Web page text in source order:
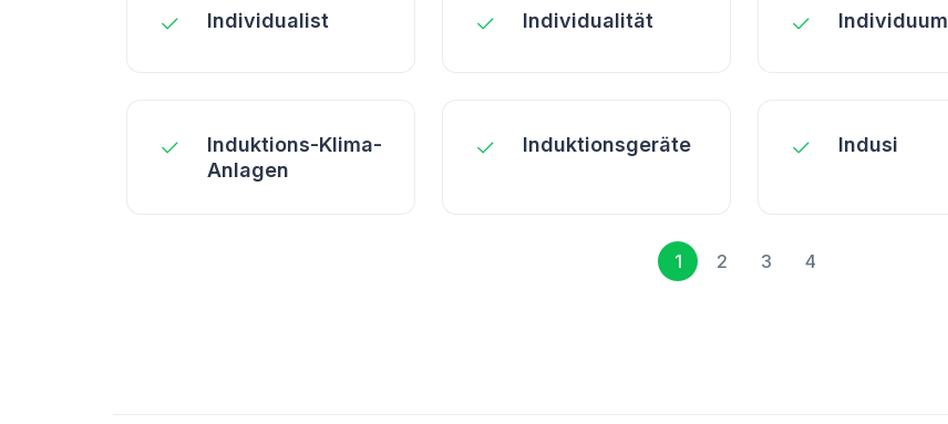
Individualist Individualität Individuum
Induktions-Klima-
Anlagen
Induktionsgeräte Indusi
1 2 3 4